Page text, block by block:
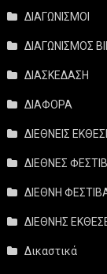
ΔΙΑΓΩΝΙΣΜΟΙ
ΔΙΑΓΩΝΙΣΜΟΣ
ΔΙΑΣΚΕΔΑΣΗ
ΔΙΑΦΟΡΑ
ΔΙΕΘΝΕΙΣ
ΔΙΕΘΝΕΣ
ΔΙΕΘΝΗ
ΔΙΕΘΝΗΣ
Δικαστικά